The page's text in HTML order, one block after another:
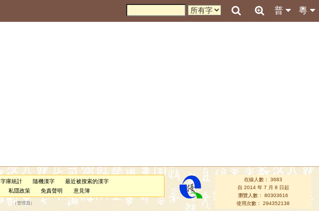
粵
普
字庫統計 隨機漢字
最近被搜索的漢字
私隱政策 免責聲明 意見簿
（管理員 ）
在線人數： 3683
自 2014 年 7 月 8 日起
瀏覽人數： 80303616
使用次數： 294352138